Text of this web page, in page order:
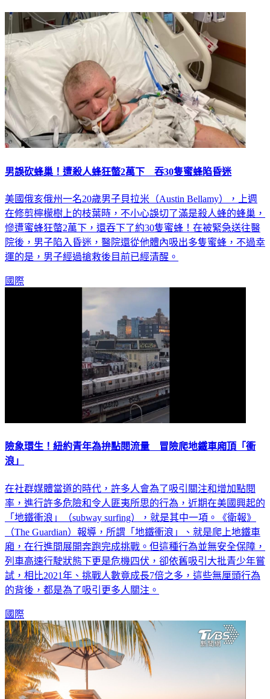
男誤砍蜂巢！遭殺人蜂狂螫2萬下 吞30隻蜜蜂陷昏迷
美國俄亥俄州一名20歲男子貝拉米（Austin Bellamy），上週
在修剪檸檬樹上的枝葉時，不小心誤切了滿是殺人蜂的蜂巢，
慘遭蜜蜂狂螫2萬下，還吞下了約30隻蜜蜂！在被緊急送往醫
院後，男子陷入昏迷，醫院還從他體內吸出多隻蜜蜂，不過幸
運的是，男子經過搶救後目前已經清醒。
國際
險象環生！紐約青年為拚點閱流量 冒險爬地鐵車廂頂「衝
浪」
在社群媒體當道的時代，許多人會為了吸引關注和增加點閱
率，進行許多危險和令人匪夷所思的行為，近期在美國興起的
「地鐵衝浪」（subway surfing），就是其中一項。《衛報》
（The Guardian）報導，所謂「地鐵衝浪」、就是爬上地鐵車
廂，在行進間展開奔跑完成挑戰。但這種行為並無安全保障，
列車高速行駛狀態下更是危機四伏，卻依舊吸引大批青少年嘗
試，相比2021年、挑戰人數竟成長7倍之多，這些無厘頭行為
的背後，都是為了吸引更多人關注。
國際